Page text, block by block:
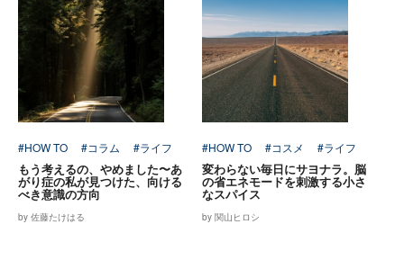
#HOW TO #コラム #ライフ
もう考えるの、やめました〜あ
がり症の私が見つけた、向ける
べき意識の方向
by 佐藤たけはる
#HOW TO #コスメ #ライフ
変わらない毎日にサヨナラ。脳
の省エネモードを刺激する小さ
なスパイス
by 関山ヒロシ